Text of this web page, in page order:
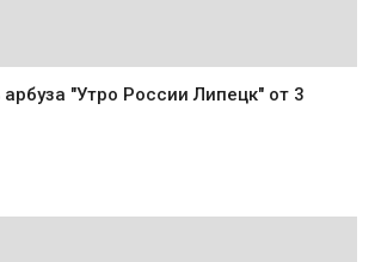
"Утро России Липецк" от 3